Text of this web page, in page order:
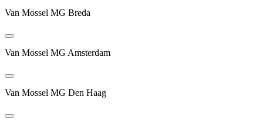
Van Mossel MG Breda
Van Mossel MG Amsterdam
Van Mossel MG Den Haag